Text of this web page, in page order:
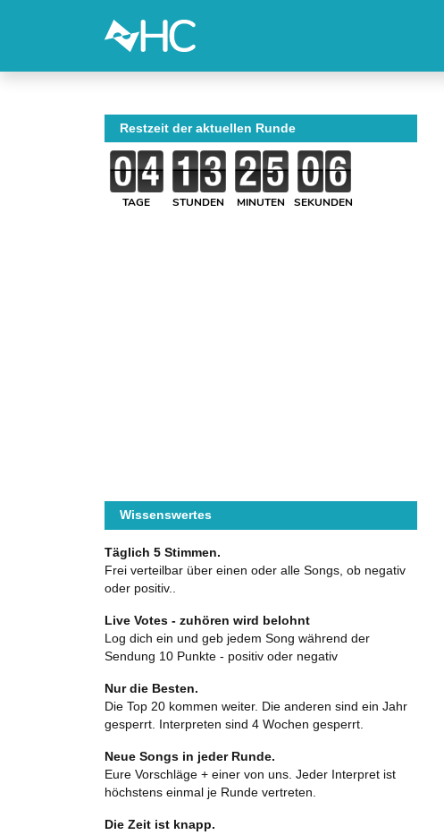
Restzeit der aktuellen Runde
TAGE STUNDEN MINUTEN SEKUNDEN
Wissenswertes
Täglich 5 Stimmen.
Frei verteilbar über einen oder alle Songs, ob negativ
oder positiv..
Live Votes - zuhören wird belohnt
Log dich ein und geb jedem Song während der
Sendung 10 Punkte - positiv oder negativ
Nur die Besten.
Die Top 20 kommen weiter. Die anderen sind ein Jahr
gesperrt. Interpreten sind 4 Wochen gesperrt.
Neue Songs in jeder Runde.
Eure Vorschläge + einer von uns. Jeder Interpret ist
höchstens einmal je Runde vertreten.
Die Zeit ist knapp.